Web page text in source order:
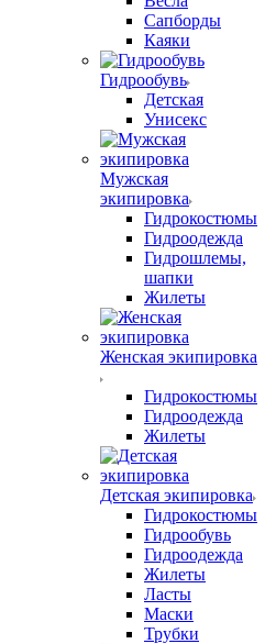
Сапборды
Каяки
Гидрообувь
Детская
Унисекс
Мужская
экипировка
Гидрокостюмы
Гидроодежда
Гидрошлемы,
шапки
Жилеты
Женская экипировка
Гидрокостюмы
Гидроодежда
Жилеты
Детская экипировка
Гидрокостюмы
Гидрообувь
Гидроодежда
Жилеты
Ласты
Маски
Трубки